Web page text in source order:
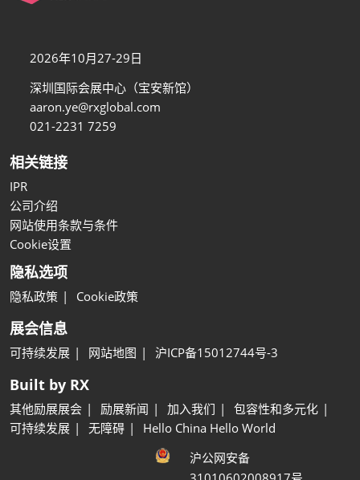
2026年10月27-29日
深圳国际会展中心（宝安新馆）
aaron.ye@rxglobal.com
021-2231 7259
相关链接
IPR
公司介绍
网站使用条款与条件
Cookie设置
隐私选项
隐私政策 Cookie政策
展会信息
可持续发展 网站地图 沪ICP备15012744号-3
Built by RX
其他励展展会 励展新闻 加入我们
包容性和多元化
可持续发展
无障碍
Hello China Hello World
沪公网安备